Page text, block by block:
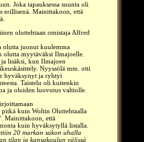
Joka tapauksessa suunta oli
erillisenä. Mainittakoon, että
oluttehtaan omistaja Alfred
olutta juonut kuulemma
olutta myytäväksi Ilmajoelle.
lisäksi, kun Ilmajoen
Nyyssölä mm. otti
hyväksynyt ja ryhtyi
Taistelu oli kuitenkin
ja oluiden luovutus valtiolle.
kuin Woltin Oluttehtaalla
Mainittakoon, että
kuin hyväksytyllä listalla.
20 markan sakon uhalla
tilan ja kansakoulun välissä